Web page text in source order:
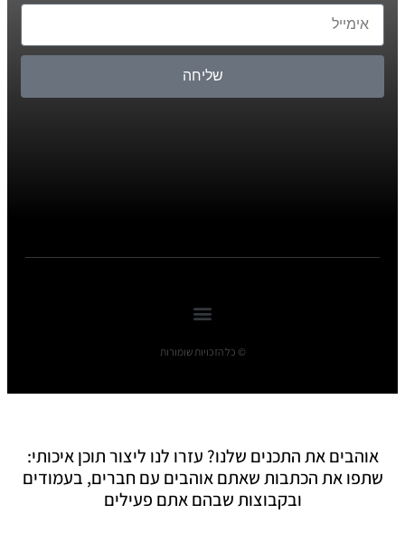
שליחה
© כל הזכויות שומורות
אוהבים את התכנים שלנו? עזרו לנו ליצור תוכן איכותי:
שתפו את הכתבות שאתם אוהבים עם חברים, בעמודים
ובקבוצות שבהם אתם פעילים